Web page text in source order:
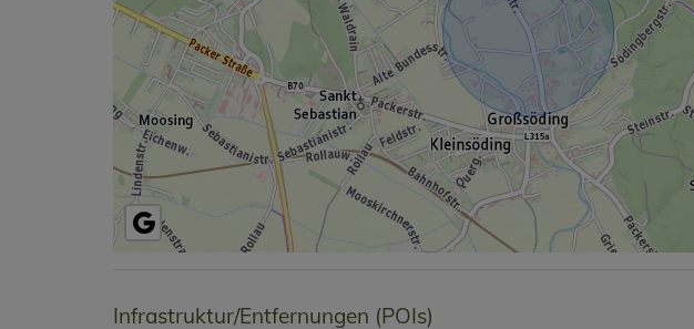
Infrastruktur/Entfernungen (POIs)